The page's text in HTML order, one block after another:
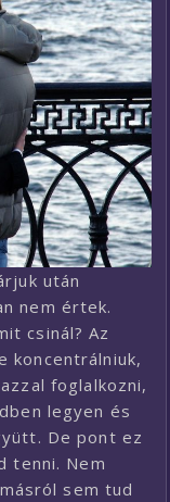
után
nem értek.
csinál? Az
koncentrálniuk,
foglalkozni,
legyen és
De pont ez
tenni. Nem
sem tud